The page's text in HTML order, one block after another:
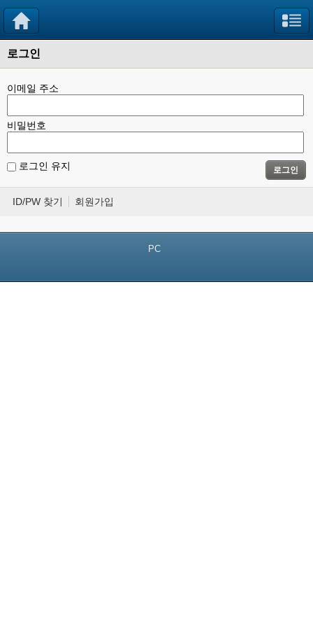
로그인
이메일 주소
비밀번호
로그인 유지 로그인
ID/PW 찾기 회원가입
PC